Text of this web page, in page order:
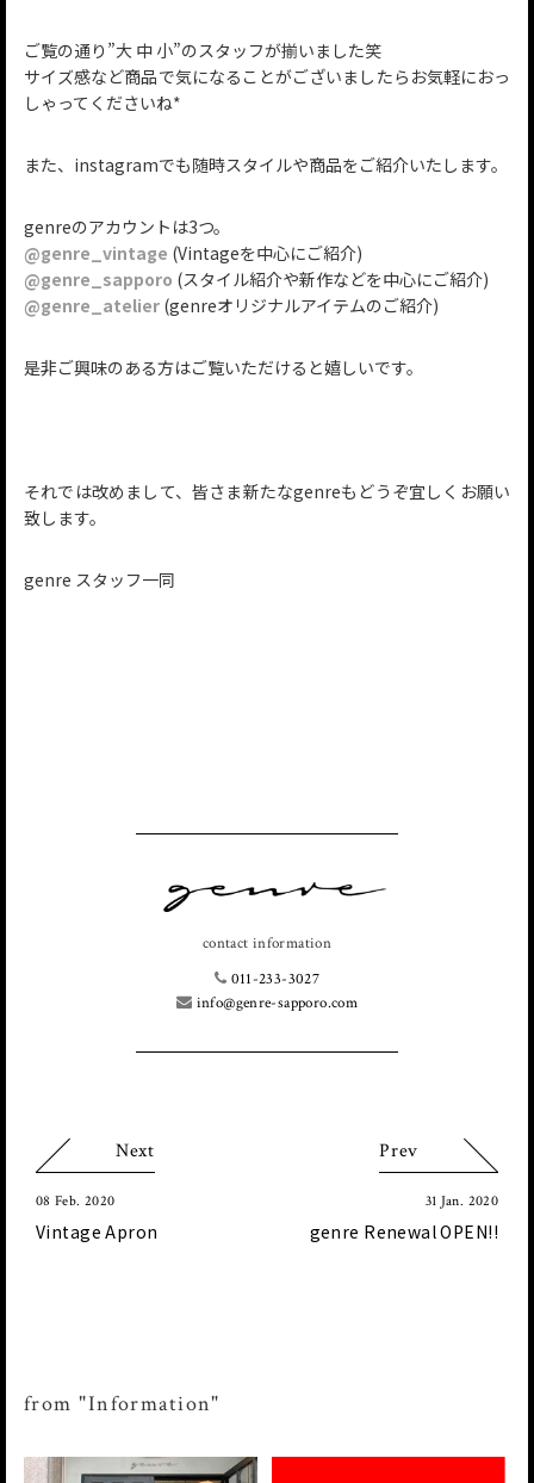
ご覧の通り”大 中 小”のスタッフが揃いました笑
サイズ感など商品で気になることがございましたらお気軽におっ
しゃってくださいね*
また、instagramでも随時スタイルや商品をご紹介いたします。
genreのアカウントは3つ。
@genre_vintage (Vintageを中心にご紹介)
@genre_sapporo (スタイル紹介や新作などを中心にご紹介)
@genre_atelier (genreオリジナルアイテムのご紹介)
是非ご興味のある方はご覧いただけると嬉しいです。
それでは改めまして、皆さま新たなgenreもどうぞ宜しくお願い
致します。
genre スタッフ一同
contact information
011-233-3027
info@genre-sapporo.com
Next
08 Feb. 2020
Vintage Apron
Prev
31 Jan. 2020
genre Renewal OPEN!!
from "Information"